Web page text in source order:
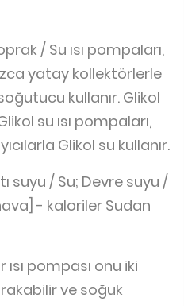
/ Su ısı pompaları,
yatay kollektörlerle
kullanır. Glikol
su ısı pompaları,
Glikol su kullanır.
suyu / Su; Devre suyu /
- kaloriler Sudan
pompası onu iki
ve soğuk